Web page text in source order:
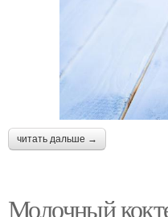
читать дальше →
Молочный